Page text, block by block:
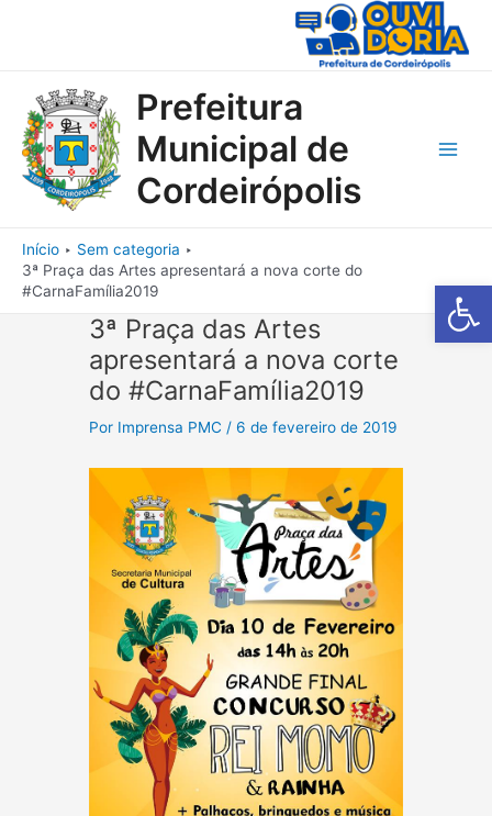
Barra de
Prefeitura
Municipal de
Cordeirópolis
Início
Sem categoria
3ª Praça das Artes apresentará a nova corte do
#CarnaFamília2019
3ª Praça das Artes
apresentará a nova corte
do #CarnaFamília2019
Por Imprensa PMC /6 de fevereiro de 2019